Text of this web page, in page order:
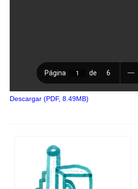
Descargar (PDF, 8.49MB)